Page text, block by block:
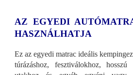
AZ EGYEDI
HASZNÁLHATJA
Ez az egyedi matrac ideális
túrázáshoz, fesztiválokhoz,